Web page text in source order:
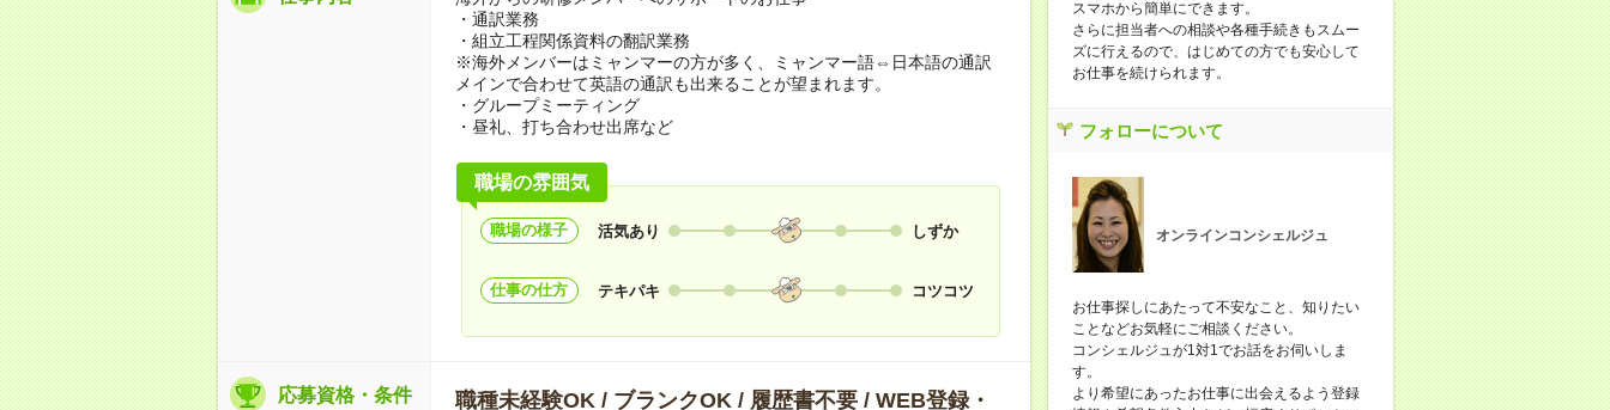
・通訳業務
・組立工程関係資料の翻訳業務
※海外メンバーはミャンマーの方が多く、ミャンマー語⇔日本語の通訳
メインで合わせて英語の通訳も出来ることが望まれます。
・グループミーティング
・昼礼、打ち合わせ出席など
職場の雰囲気
職場の様子 活気あり しずか
仕事の仕方 テキパキ コツコツ
応募資格・条件
職種未経験OK / ブランクOK / 履歴書不要 / WEB登録・
スマホから簡単にできます。
さらに担当者への相談や各種手続きもスムー
ズに行えるので、はじめての方でも安心して
お仕事を続けられます。
フォローについて
オンラインコンシェルジュ
お仕事探しにあたって不安なこと、知りたい
ことなどお気軽にご相談ください。
コンシェルジュが1対1でお話をお伺いしま
す。
より希望にあったお仕事に出会えるよう登録